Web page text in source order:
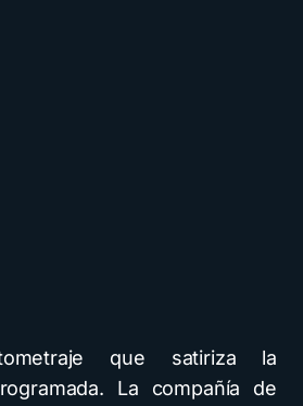
que satiriza la
La compañía de